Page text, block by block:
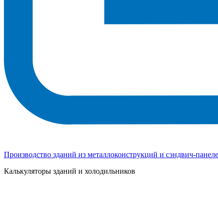
Производство зданий из металлоконструкций и сэндвич-
Калькуляторы зданий и холодильников